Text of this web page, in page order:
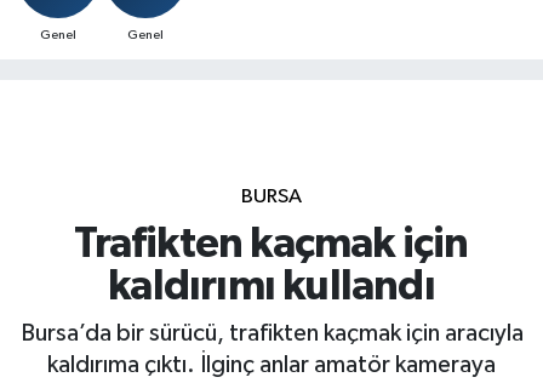
Genel Genel
BURSA
Trafikten kaçmak için
kaldırımı kullandı
Bursa’da bir sürücü, trafikten kaçmak için aracıyla
kaldırıma çıktı. İlginç anlar amatör kameraya